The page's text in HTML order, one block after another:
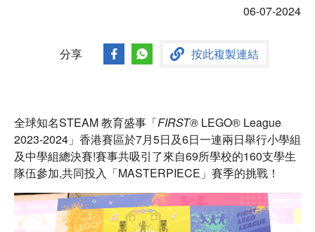
語言 / Language
隊伍登入
06-07-2024
分享 按此複製連結
全球知名STEAM 教育盛事「FIRST® LEGO® League
2023-2024」香港賽區於7月5日及6日一連兩日舉行小學組
及中學組總決賽!賽事共吸引了來自69所學校的160支學生
隊伍參加,共同投入「MASTERPIECE」賽季的挑戰！